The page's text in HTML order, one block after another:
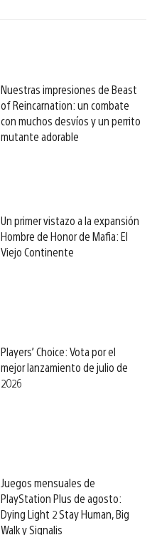
Nuestras impresiones de Beast
of Reincarnation: un combate
con muchos desvíos y un perrito
mutante adorable
Un primer vistazo a la expansión
Hombre de Honor de Mafia: El
Viejo Continente
Players’ Choice: Vota por el
mejor lanzamiento de julio de
2026
Juegos mensuales de
PlayStation Plus de agosto:
Dying Light 2 Stay Human, Big
Walk y Signalis